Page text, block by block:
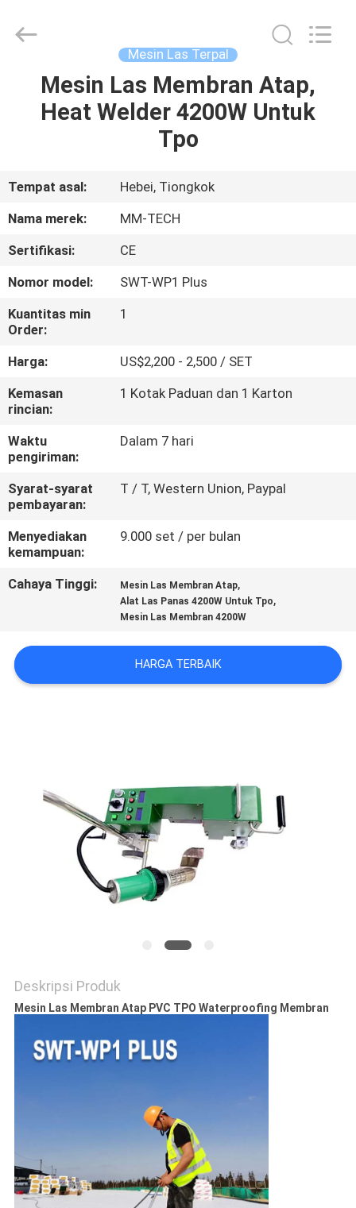
RUMAH
TENTANG
KAMI
TUR
PABRIK
KONTROL
KUALITAS
HUBUNGI
KAMI
BERITA
BLOG
PERMINTAAN
PENAWARAN
SITEMAP
Mingmai
Technology
Mesin Las Terpal
Mesin Las Membran Atap,
Heat Welder 4200W Untuk
Tpo
Tempat asal:
Hebei, Tiongkok
Nama merek:
MM-TECH
Sertifikasi:
CE
Nomor model:
SWT-WP1 Plus
Kuantitas min
Order:
1
Harga:
US$2,200 - 2,500 / SET
Kemasan
rincian:
1 Kotak Paduan dan 1 Karton
Waktu
pengiriman:
Dalam 7 hari
Syarat-syarat
pembayaran:
T / T, Western Union, Paypal
Menyediakan
kemampuan:
9.000 set / per bulan
Cahaya Tinggi: Mesin Las Membran Atap,
Alat Las Panas 4200W Untuk Tpo,
Mesin Las Membran 4200W
HARGA TERBAIK
Deskripsi Produk
Mesin Las Membran Atap PVC TPO Waterproofing Membran